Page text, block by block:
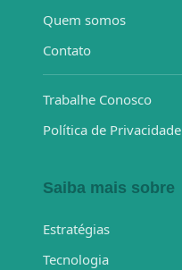
Quem somos
Contato
Trabalhe Conosco
Política de Privacidade
Saiba mais sobre
Estratégias
Tecnologia